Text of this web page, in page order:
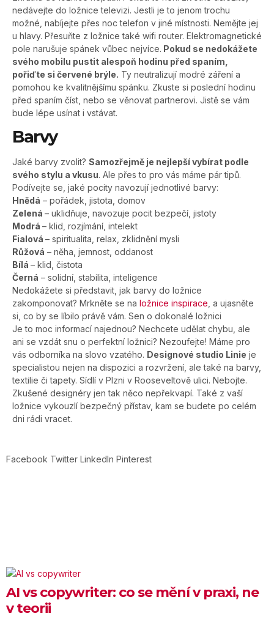
nedávejte do ložnice televizi. Jestli je to jenom trochu
možné, nabíjejte přes noc telefon v jiné místnosti. Nemějte jej
u hlavy. Přesuňte z ložnice také wifi router. Elektromagnetické
pole narušuje spánek vůbec nejvíce. Pokud se nedokážete
svého mobilu pustit alespoň hodinu před spaním,
pořiďte si červené brýle. Ty neutralizují modré záření a
pomohou ke kvalitnějšímu spánku. Zkuste si poslední hodinu
před spaním číst, nebo se věnovat partnerovi. Jistě se vám
bude lépe usínat i vstávat.
Barvy
Jaké barvy zvolit? Samozřejmě je nejlepší vybírat podle
svého stylu a vkusu. Ale přes to pro vás máme pár tipů.
Podívejte se, jaké pocity navozují jednotlivé barvy:
Hnědá – pořádek, jistota, domov
Zelená – uklidňuje, navozuje pocit bezpečí, jistoty
Modrá – klid, rozjímání, intelekt
Fialová – spiritualita, relax, zklidnění mysli
Růžová – něha, jemnost, oddanost
Bílá – klid, čistota
Černá – solidní, stabilita, inteligence
Nedokážete si představit, jak barvy do ložnice
zakomponovat? Mrkněte se na ložnice inspirace , a ujasněte
si, co by se líbilo právě vám. Sen o dokonalé ložnici
Je to moc informací najednou? Nechcete udělat chybu, ale
ani se vzdát snu o perfektní ložnici? Nezoufejte! Máme pro
vás odborníka na slovo vzatého. Designové studio Linie je
specialistou nejen na dispozici a rozvržení, ale také na barvy,
textilie či tapety. Sídlí v Plzni v Rooseveltově ulici. Nebojte.
Zkušené designéry jen tak něco nepřekvapí. Také z vaší
ložnice vykouzlí bezpečný přístav, kam se budete po celém
dni rádi vracet.
Facebook Twitter LinkedIn Pinterest
AI vs copywriter: co se mění v praxi, ne
v teorii